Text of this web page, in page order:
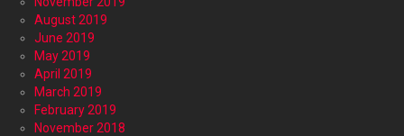
August 2019
June 2019
May 2019
April 2019
March 2019
February 2019
November 2018